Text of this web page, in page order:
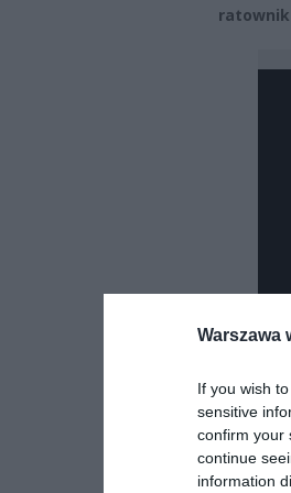
Warszawa
If you wish
sensitive
confirm your
continue
information
ratownik